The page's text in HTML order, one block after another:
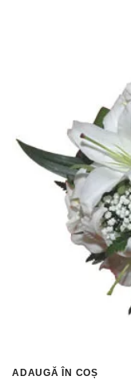
ADAUGĂ ÎN COȘ